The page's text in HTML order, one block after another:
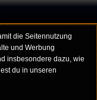
die Seitennutzung
und Werbung
insbesondere dazu, wie
du in unseren